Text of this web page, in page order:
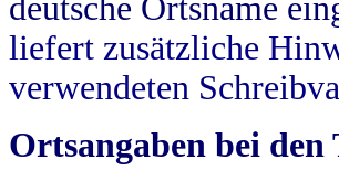
deutsche Ortsname
liefert zusätzliche
verwendeten
Ortsangaben bei den